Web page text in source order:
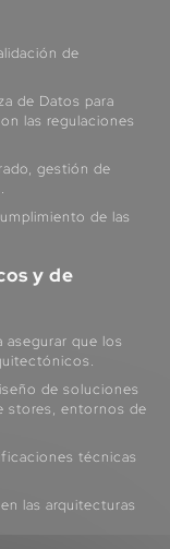
de
de Datos para
las regulaciones
gestión de
de las
y de
asegurar que los
de soluciones
stores, entornos de
técnicas
las arquitecturas